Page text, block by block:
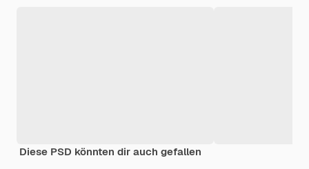
Diese PSD könnten dir auch gefallen